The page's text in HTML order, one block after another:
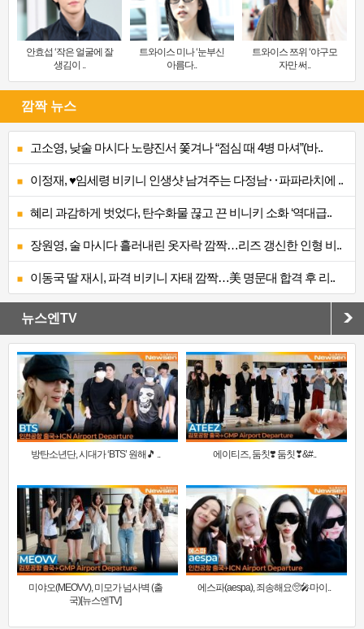
안효섭 ‘작은 얼굴에 잘
생김이 ..
트와이스 미나 ‘눈부신
아름다..
트와이스 쯔위 ‘야구모
자만 써..
깜짝 뉴스
고소영, 낮술 마시다 노량진서 쫓겨나 “점심 때 4병 마셔”(바..
이정재, ♥임세령 비키니 인생샷 남겨주는 다정남‥파파라치에 ..
혜리 과감하게 벗었다, 탄수화물 끊고 끈 비니키 소화 ‘역대급..
장원영, 술 마시다 흘러내린 옷자락 깜짝…리즈 갱신한 인형 비..
이동국 딸 재시, 파격 비키니 자태 깜짝…美 명문대 합격 후 리..
뉴스엔TV
방탄소년단, 시대가 ‘BTS’ 원해🎵 .. 에이티즈, 둠칫❣️ 둠칫❣&#..
미야오(MEOVV), 미모가 넘사벽 (출
국)[뉴스엔TV]
에스파(aespa), 죄송해요🥺🎤마이..